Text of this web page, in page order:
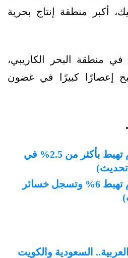
أكبر منطقة إنتاج بحرية
كانت عاصفة الفئة 2 في منطقة البحر الكاريبي،
إعصارًا كبيرًا في غضون
أسعار النفط الخام تهبط بأكثر من 2.5% في
أسعار النفط الخام تهبط 6% وتسجل خسائر
السعودية والكويت